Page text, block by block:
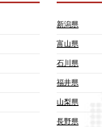
新潟県
富山県
石川県
福井県
山梨県
長野県